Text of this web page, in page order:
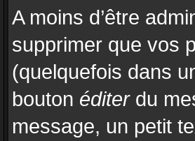
A moins d’être
supprimer que vos
(quelquefois dans
bouton éditerdu
message, un petit